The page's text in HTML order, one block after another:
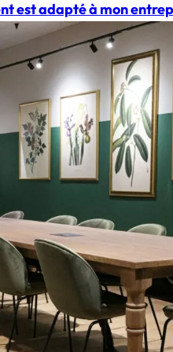
est adapté à mon